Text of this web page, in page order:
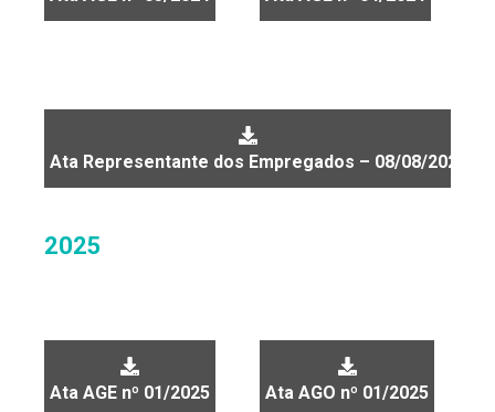
Ata Representante dos Empregados – 08/08/2024
2025
Ata AGE nº 01/2025 Ata AGO nº 01/2025